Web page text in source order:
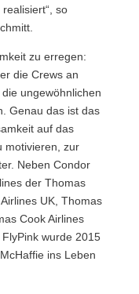
so
zu erregen:
die Crews an
ungewöhnlichen
Genau das ist das
auf das
motivieren, zur
Neben Condor
der Thomas
UK, Thomas
Cook Airlines
wurde 2015
ins Leben